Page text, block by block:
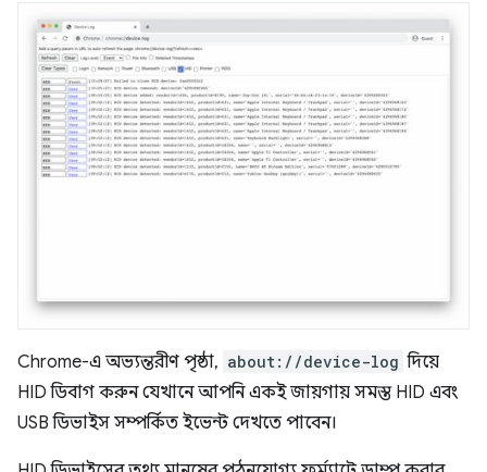
Chrome-এ অভ্যন্তরীণ পৃষ্ঠা, about://device-log দিয়ে
HID ডিবাগ করুন যেখানে আপনি একই জায়গায় সমস্ত HID এবং
USB ডিভাইস সম্পর্কিত ইভেন্ট দেখতে পাবেন।